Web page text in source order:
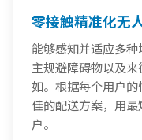
零接触精准化无
能够感知并适应多
主规避障碍物以及
如。根据每个用户
佳的配送方案，用
户。